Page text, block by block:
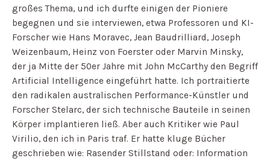
großes Thema, und ich durfte einigen der Pioniere
begegnen und sie interviewen, etwa Professoren und KI-
Forscher wie Hans Moravec, Jean Baudrilliard, Joseph
Weizenbaum, Heinz von Foerster oder Marvin Minsky,
der ja Mitte der 50er Jahre mit John McCarthy den Begriff
Artificial Intelligence eingeführt hatte. Ich portraitierte
den radikalen australischen Performance-Künstler und
Forscher Stelarc, der sich technische Bauteile in seinen
Körper implantieren ließ. Aber auch Kritiker wie Paul
Virilio, den ich in Paris traf. Er hatte kluge Bücher
geschrieben wie: Rasender Stillstand oder: Information